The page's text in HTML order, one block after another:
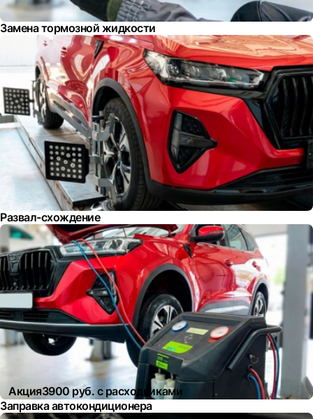
Замена тормозной жидкости
Развал-схождение
Акция3900 руб. с расходниками
Заправка автокондиционера